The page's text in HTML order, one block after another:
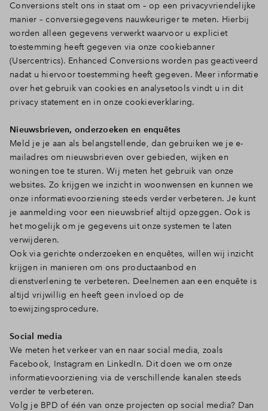
Conversions stelt ons in staat om – op een privacyvriendelijke
manier – conversiegegevens nauwkeuriger te meten. Hierbij
worden alleen gegevens verwerkt waarvoor u expliciet
toestemming heeft gegeven via onze cookiebanner
(Usercentrics). Enhanced Conversions worden pas geactiveerd
nadat u hiervoor toestemming heeft gegeven. Meer informatie
over het gebruik van cookies en analysetools vindt u in dit
privacy statement en in onze cookieverklaring.
Nieuwsbrieven, onderzoeken en enquêtes
Meld je je aan als belangstellende, dan gebruiken we je e-
mailadres om nieuwsbrieven over gebieden, wijken en
woningen toe te sturen. Wij meten het gebruik van onze
websites. Zo krijgen we inzicht in woonwensen en kunnen we
onze informatievoorziening steeds verder verbeteren. Je kunt
je aanmelding voor een nieuwsbrief altijd opzeggen. Ook is
het mogelijk om je gegevens uit onze systemen te laten
verwijderen.
Ook via gerichte onderzoeken en enquêtes, willen wij inzicht
krijgen in manieren om ons productaanbod en
dienstverlening te verbeteren. Deelnemen aan een enquête is
altijd vrijwillig en heeft geen invloed op de
toewijzingsprocedure.
Social media
We meten het verkeer van en naar social media, zoals
Facebook, Instagram en LinkedIn. Dit doen we om onze
informatievoorziening via de verschillende kanalen steeds
verder te verbeteren.
Volg je BPD of één van onze projecten op social media? Dan